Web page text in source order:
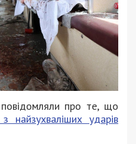
про те, що
найзухваліших ударів